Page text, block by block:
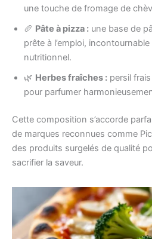
une touche de fromage de
🥖 Pâte à pizza : une base de
prête à l’emploi,
nutritionnel.
🌿 Herbes fraîches : persil
pour parfumer
Cette composition s’accorde
de marques reconnues comme
des produits surgelés de qualité
sacrifier la saveur.